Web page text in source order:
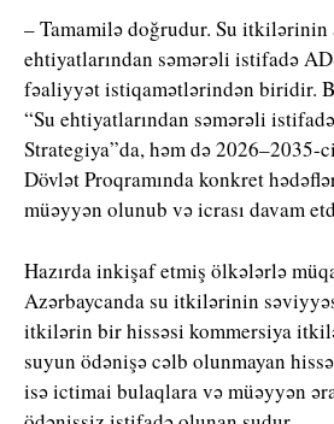
– Tamamilə doğrudur. Su itkilərinin
ehtiyatlarından səmərəli istifadə
fəaliyyət istiqamətlərindən biridir.
“Su ehtiyatlarından səmərəli
Strategiya”da, həm də 2026–2035-
Dövlət Proqramında konkret
müəyyən olunub və icrası davam
Hazırda inkişaf etmiş ölkələrlə
Azərbaycanda su itkilərinin
itkilərin bir hissəsi kommersiya
suyun ödənişə cəlb olunmayan
isə ictimai bulaqlara və müəyyən